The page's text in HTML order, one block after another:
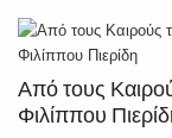
Από τους
Φιλίππου